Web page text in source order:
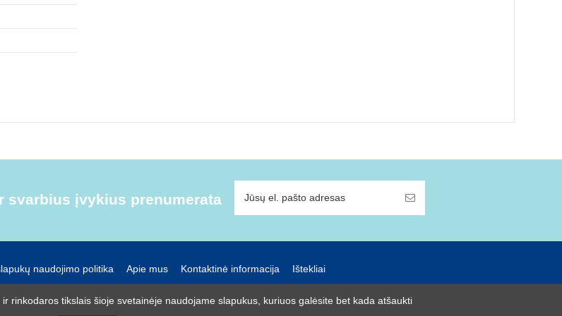
svarbius įvykius prenumerata
naudojimo politika Apie mus Kontaktinė informacija Ištekliai
Kaunas +370 614 99399 info@r-lux.lt
rinkodaros tikslais šioje svetainėje naudojame slapukus, kuriuos galėsite bet kada atšaukti